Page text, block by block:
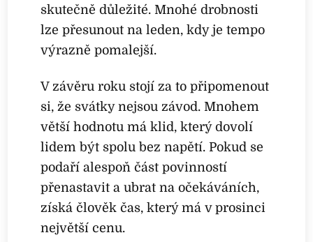
skutečně důležité. Mnohé drobnosti
lze přesunout na leden, kdy je tempo
výrazně pomalejší.
V závěru roku stojí za to připomenout
si, že svátky nejsou závod. Mnohem
větší hodnotu má klid, který dovolí
lidem být spolu bez napětí. Pokud se
podaří alespoň část povinností
přenastavit a ubrat na očekáváních,
získá člověk čas, který má v prosinci
největší cenu.